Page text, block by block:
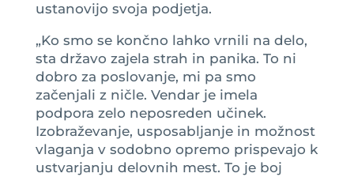
ustanovijo svoja podjetja.
„Ko smo se končno lahko vrnili na delo,
sta državo zajela strah in panika. To ni
dobro za poslovanje, mi pa smo
začenjali z ničle. Vendar je imela
podpora zelo neposreden učinek.
Izobraževanje, usposabljanje in možnost
vlaganja v sodobno opremo prispevajo k
ustvarjanju delovnih mest. To je boj